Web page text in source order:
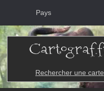
Pays
Rechercher une carte